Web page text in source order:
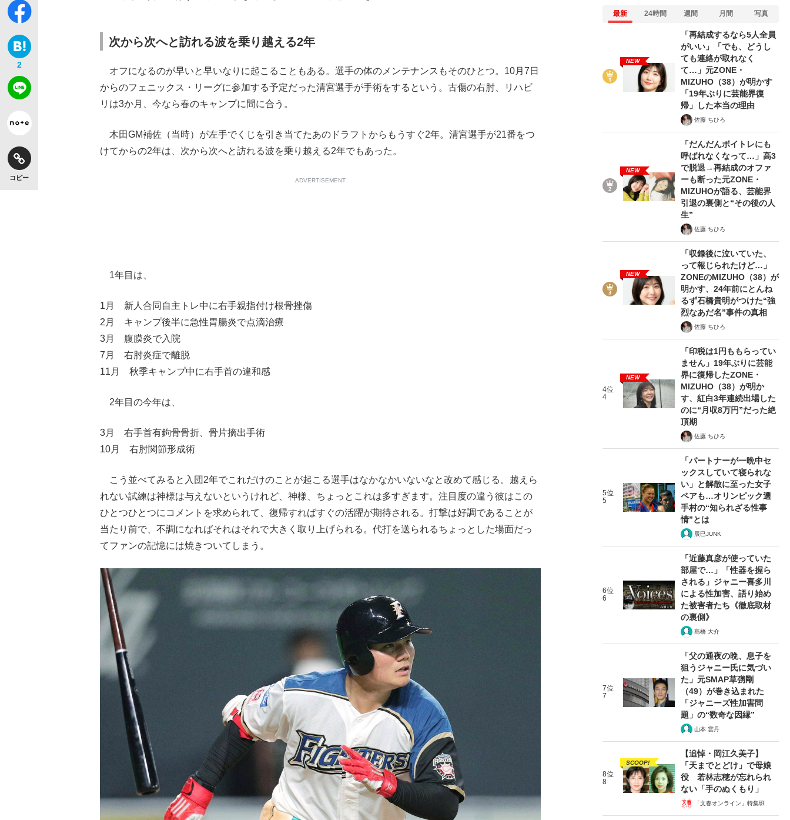
2
コピー
次から次へと訪れる波を乗り越える2年
オフになるのが早いと早いなりに起こることもある。選手の体のメンテナンスもそのひとつ。10月7日
からのフェニックス・リーグに参加する予定だった清宮選手が手術をするという。古傷の右肘、リハビ
リは3か月、今なら春のキャンプに間に合う。
木田GM補佐（当時）が左手でくじを引き当てたあのドラフトからもうすぐ2年。清宮選手が21番をつ
けてからの2年は、次から次へと訪れる波を乗り越える2年でもあった。
ADVERTISEMENT
1年目は、
1月 新人合同自主トレ中に右手親指付け根骨挫傷
2月 キャンプ後半に急性胃腸炎で点滴治療
3月 腹膜炎で入院
7月 右肘炎症で離脱
11月 秋季キャンプ中に右手首の違和感
2年目の今年は、
3月 右手首有鉤骨骨折、骨片摘出手術
10月 右肘関節形成術
こう並べてみると入団2年でこれだけのことが起こる選手はなかなかいないなと改めて感じる。越えら
れない試練は神様は与えないというけれど、神様、ちょっとこれは多すぎます。注目度の違う彼はこの
ひとつひとつにコメントを求められて、復帰すればすぐの活躍が期待される。打撃は好調であることが
当たり前で、不調になればそれはそれで大きく取り上げられる。代打を送られるちょっとした場面だっ
てファンの記憶には焼きついてしまう。
最新 24時間 週間 月間 写真
NEW
「再結成するなら5人全員
がいい」「でも、どうし
ても連絡が取れなく
て…」元ZONE・
MIZUHO（38）が明かす
「19年ぶりに芸能界復
帰」した本当の理由
佐藤 ちひろ
NEW
「だんだんボイトレにも
呼ばれなくなって…」高3
で脱退→再結成のオファ
ーも断った元ZONE・
MIZUHOが語る、芸能界
引退の裏側と“その後の人
生”
佐藤 ちひろ
NEW
「収録後に泣いていた、
って報じられたけど…」
ZONEのMIZUHO（38）が
明かす、24年前にとんね
るず石橋貴明がつけた“強
烈なあだ名”事件の真相
佐藤 ちひろ
4位
4
NEW
「印税は1円ももらってい
ません」19年ぶりに芸能
界に復帰したZONE・
MIZUHO（38）が明か
す、紅白3年連続出場した
のに“月収8万円”だった絶
頂期
佐藤 ちひろ
5位
5
「パートナーが一晩中セ
ックスしていて寝られな
い」と解散に至った女子
ペアも…オリンピック選
手村の“知られざる性事
情”とは
辰巳JUNK
6位
6
「近藤真彦が使っていた
部屋で…」「性器を握ら
される」ジャニー喜多川
による性加害、語り始め
た被害者たち《徹底取材
の裏側》
髙橋 大介
7位
7
「父の通夜の晩、息子を
狙うジャニー氏に気づい
た」元SMAP草彅剛
（49）が巻き込まれた
「ジャニーズ性加害問
題」の“数奇な因縁”
山本 雲丹
8位
8
SCOOP!
【追悼・岡江久美子】
「天までとどけ」で母娘
役 若林志穂が忘れられ
ない「手のぬくもり」
「文春オンライン」特集班